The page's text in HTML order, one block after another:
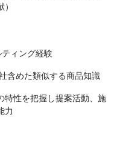
ティング経験
含めた類似する商品知識
特性を把握し提案活動、施
力